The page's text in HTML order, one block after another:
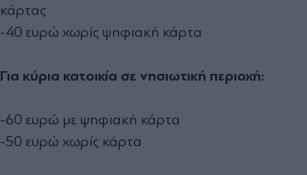
κάρτας
-40 ευρώ χωρίς ψηφιακή κάρτα
Για κύρια κατοικία σε νησιωτική περιοχή:
-60 ευρώ με ψηφιακή κάρτα
-50 ευρώ χωρίς κάρτα